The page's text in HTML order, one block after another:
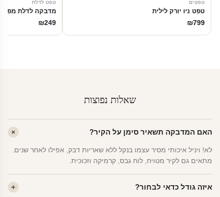
טפטים
טפט ניו יורק לילית
₪799
טפט לדלת
מדבקה לדלת מפל
₪249
שאלות נפוצות
האם המדבקה תשאיר סימן על הקיר?
לא! ויניל איכותי מסיר עצמו בנקל ללא שאריות דבק, אפילו לאחר שנים.
מתאים גם לקיר מטויח, לוח גבס, קרמיקה וזכוכית.
איזה גודל כדאי לבחור?